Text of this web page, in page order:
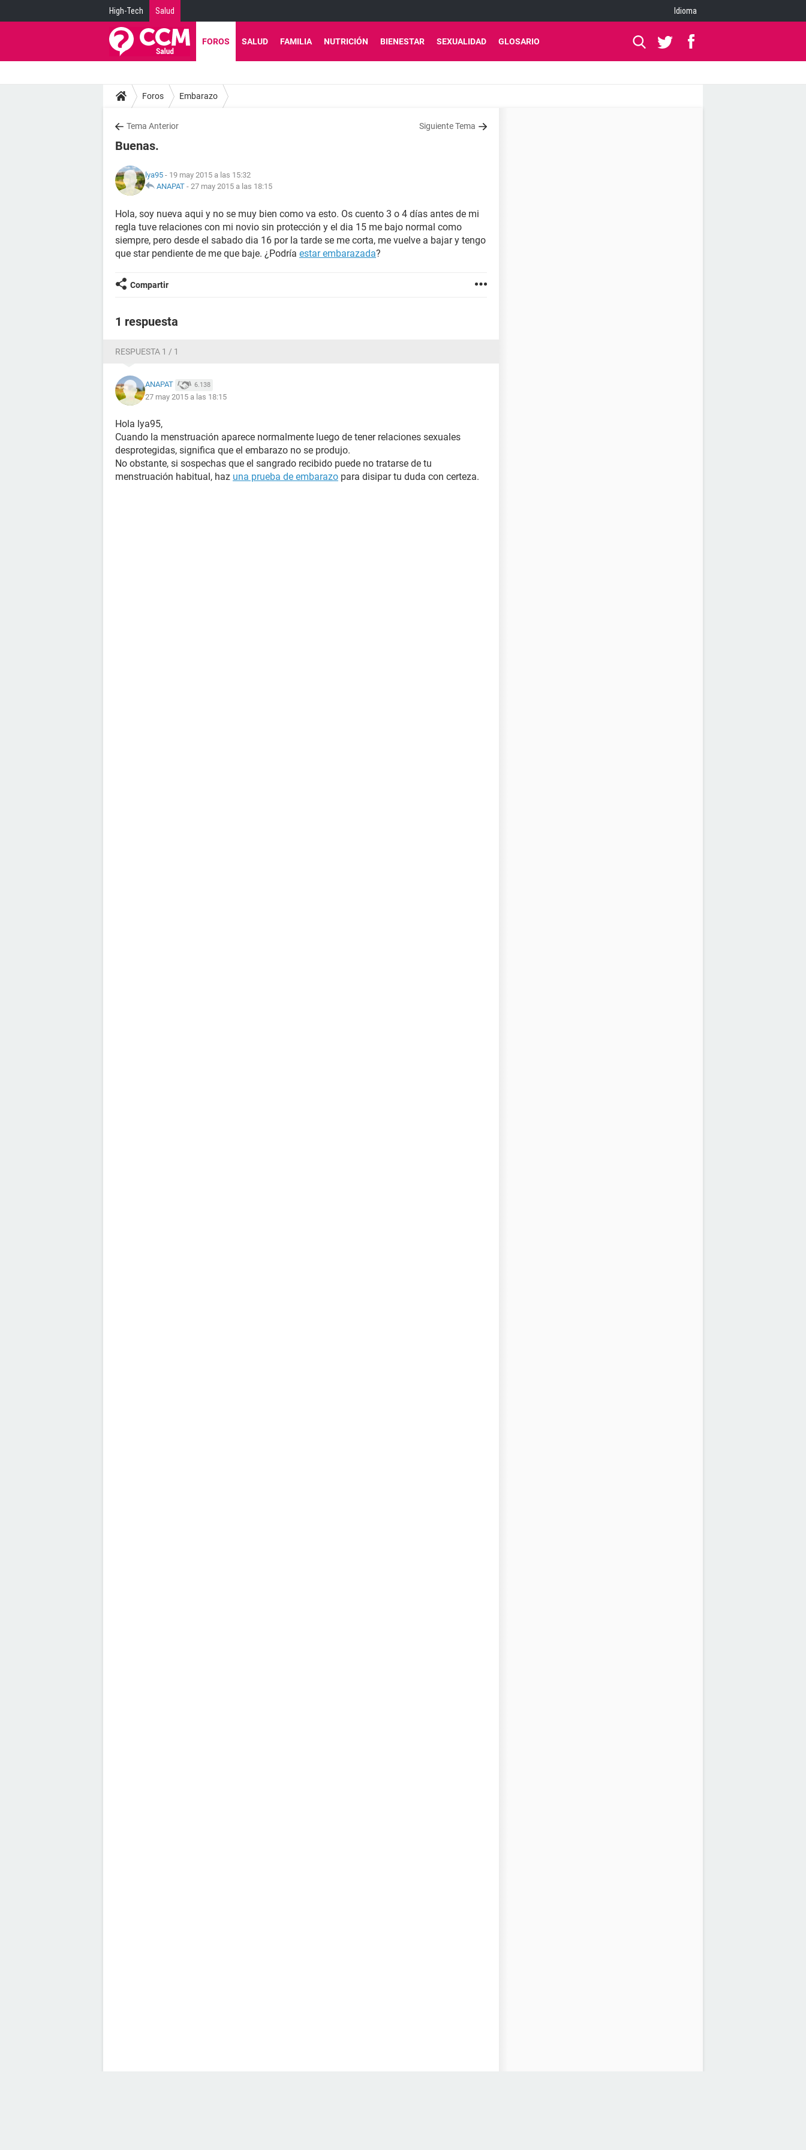
High-Tech Salud Idioma
FOROS SALUD FAMILIA NUTRICIÓN BIENESTAR SEXUALIDAD GLOSARIO
Foros Embarazo
Tema Anterior Siguiente Tema
Buenas.
lya95 - 19 may 2015 a las 15:32
ANAPAT - 27 may 2015 a las 18:15
Hola, soy nueva aqui y no se muy bien como va esto. Os cuento 3 o 4 días antes de mi
regla tuve relaciones con mi novio sin protección y el dia 15 me bajo normal como
siempre, pero desde el sabado dia 16 por la tarde se me corta, me vuelve a bajar y tengo
que star pendiente de me que baje. ¿Podría estar embarazada?
Compartir
1 respuesta
RESPUESTA 1 / 1
ANAPAT 6.138
27 may 2015 a las 18:15
Hola lya95,
Cuando la menstruación aparece normalmente luego de tener relaciones sexuales
desprotegidas, significa que el embarazo no se produjo.
No obstante, si sospechas que el sangrado recibido puede no tratarse de tu
menstruación habitual, haz una prueba de embarazo para disipar tu duda con certeza.